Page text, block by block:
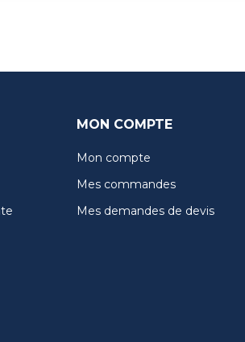
MON COMPTE
Mon compte
Mes commandes
Mes demandes de devis